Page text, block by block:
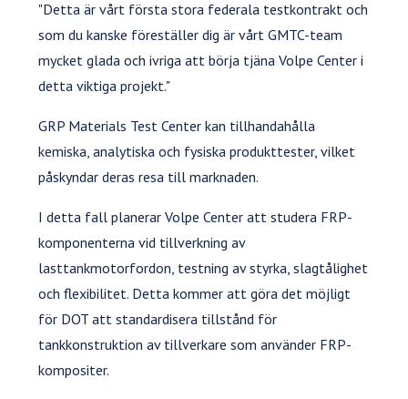
"Detta är vårt första stora federala testkontrakt och
som du kanske föreställer dig är vårt GMTC-team
mycket glada och ivriga att börja tjäna Volpe Center i
detta viktiga projekt."
GRP Materials Test Center kan tillhandahålla
kemiska, analytiska och fysiska produkttester, vilket
påskyndar deras resa till marknaden.
I detta fall planerar Volpe Center att studera FRP-
komponenterna vid tillverkning av
lasttankmotorfordon, testning av styrka, slagtålighet
och flexibilitet. Detta kommer att göra det möjligt
för DOT att standardisera tillstånd för
tankkonstruktion av tillverkare som använder FRP-
kompositer.